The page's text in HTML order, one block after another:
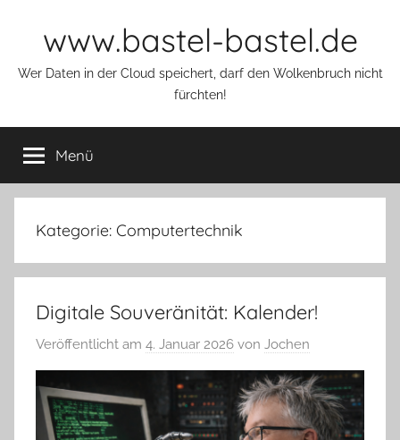
www.bastel-bastel.de
Wer Daten in der Cloud speichert, darf den Wolkenbruch nicht
fürchten!
Menü
Kategorie: Computertechnik
Digitale Souveränität: Kalender!
Veröffentlicht am 4. Januar 2026 von Jochen